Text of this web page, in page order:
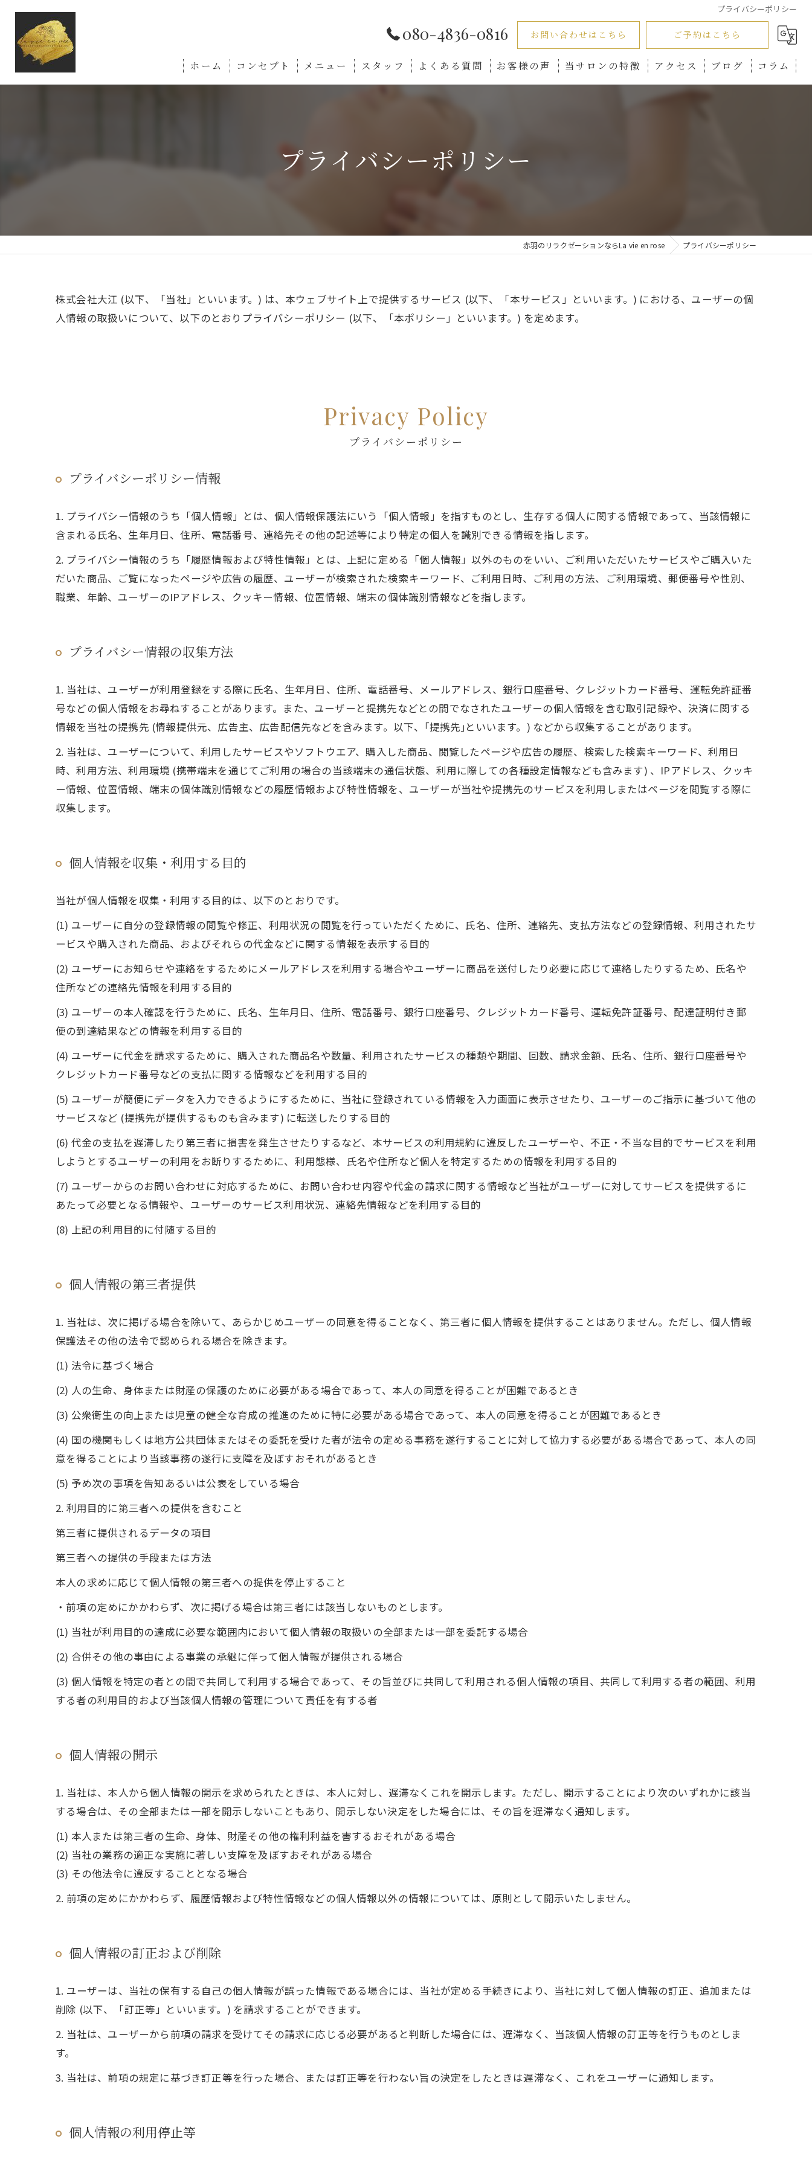
プライバシーポリシー
080-4836-0816 お問い合わせはこちら ご予約はこちら
ホーム コンセプト メニュー スタッフ よくある質問 お客様の声 当サロンの特徴 アクセス ブログ コラム
プライバシーポリシー
赤羽のリラクゼーションならLa vie en rose プライバシーポリシー
株式会社大江 (以下、「当社」といいます。) は、本ウェブサイト上で提供するサービス (以下、「本サービス」といいます。) における、ユーザーの個
人情報の取扱いについて、以下のとおりプライバシーポリシー (以下、「本ポリシー」といいます。) を定めます。
プライバシーポリシー
Privacy Policy
プライバシーポリシー情報
1. プライバシー情報のうち「個人情報」とは、個人情報保護法にいう「個人情報」を指すものとし、生存する個人に関する情報であって、当該情報に
含まれる氏名、生年月日、住所、電話番号、連絡先その他の記述等により特定の個人を識別できる情報を指します。
2. プライバシー情報のうち「履歴情報および特性情報」とは、上記に定める「個人情報」以外のものをいい、ご利用いただいたサービスやご購入いた
だいた商品、ご覧になったページや広告の履歴、ユーザーが検索された検索キーワード、ご利用日時、ご利用の方法、ご利用環境、郵便番号や性別、
職業、年齢、ユーザーのIPアドレス、クッキー情報、位置情報、端末の個体識別情報などを指します。
プライバシー情報の収集方法
1. 当社は、ユーザーが利用登録をする際に氏名、生年月日、住所、電話番号、メールアドレス、銀行口座番号、クレジットカード番号、運転免許証番
号などの個人情報をお尋ねすることがあります。また、ユーザーと提携先などとの間でなされたユーザーの個人情報を含む取引記録や、決済に関する
情報を当社の提携先 (情報提供元、広告主、広告配信先などを含みます。以下、｢提携先｣といいます。) などから収集することがあります。
2. 当社は、ユーザーについて、利用したサービスやソフトウエア、購入した商品、閲覧したページや広告の履歴、検索した検索キーワード、利用日
時、利用方法、利用環境 (携帯端末を通じてご利用の場合の当該端末の通信状態、利用に際しての各種設定情報なども含みます) 、IPアドレス、クッキ
ー情報、位置情報、端末の個体識別情報などの履歴情報および特性情報を、ユーザーが当社や提携先のサービスを利用しまたはページを閲覧する際に
収集します。
個人情報を収集・利用する目的
当社が個人情報を収集・利用する目的は、以下のとおりです。
(1) ユーザーに自分の登録情報の閲覧や修正、利用状況の閲覧を行っていただくために、氏名、住所、連絡先、支払方法などの登録情報、利用されたサ
ービスや購入された商品、およびそれらの代金などに関する情報を表示する目的
(2) ユーザーにお知らせや連絡をするためにメールアドレスを利用する場合やユーザーに商品を送付したり必要に応じて連絡したりするため、氏名や
住所などの連絡先情報を利用する目的
(3) ユーザーの本人確認を行うために、氏名、生年月日、住所、電話番号、銀行口座番号、クレジットカード番号、運転免許証番号、配達証明付き郵
便の到達結果などの情報を利用する目的
(4) ユーザーに代金を請求するために、購入された商品名や数量、利用されたサービスの種類や期間、回数、請求金額、氏名、住所、銀行口座番号や
クレジットカード番号などの支払に関する情報などを利用する目的
(5) ユーザーが簡便にデータを入力できるようにするために、当社に登録されている情報を入力画面に表示させたり、ユーザーのご指示に基づいて他の
サービスなど (提携先が提供するものも含みます) に転送したりする目的
(6) 代金の支払を遅滞したり第三者に損害を発生させたりするなど、本サービスの利用規約に違反したユーザーや、不正・不当な目的でサービスを利用
しようとするユーザーの利用をお断りするために、利用態様、氏名や住所など個人を特定するための情報を利用する目的
(7) ユーザーからのお問い合わせに対応するために、お問い合わせ内容や代金の請求に関する情報など当社がユーザーに対してサービスを提供するに
あたって必要となる情報や、ユーザーのサービス利用状況、連絡先情報などを利用する目的
(8) 上記の利用目的に付随する目的
個人情報の第三者提供
1. 当社は、次に掲げる場合を除いて、あらかじめユーザーの同意を得ることなく、第三者に個人情報を提供することはありません。ただし、個人情報
保護法その他の法令で認められる場合を除きます。
(1) 法令に基づく場合
(2) 人の生命、身体または財産の保護のために必要がある場合であって、本人の同意を得ることが困難であるとき
(3) 公衆衛生の向上または児童の健全な育成の推進のために特に必要がある場合であって、本人の同意を得ることが困難であるとき
(4) 国の機関もしくは地方公共団体またはその委託を受けた者が法令の定める事務を遂行することに対して協力する必要がある場合であって、本人の同
意を得ることにより当該事務の遂行に支障を及ぼすおそれがあるとき
(5) 予め次の事項を告知あるいは公表をしている場合
2. 利用目的に第三者への提供を含むこと
第三者に提供されるデータの項目
第三者への提供の手段または方法
本人の求めに応じて個人情報の第三者への提供を停止すること
・前項の定めにかかわらず、次に掲げる場合は第三者には該当しないものとします。
(1) 当社が利用目的の達成に必要な範囲内において個人情報の取扱いの全部または一部を委託する場合
(2) 合併その他の事由による事業の承継に伴って個人情報が提供される場合
(3) 個人情報を特定の者との間で共同して利用する場合であって、その旨並びに共同して利用される個人情報の項目、共同して利用する者の範囲、利用
する者の利用目的および当該個人情報の管理について責任を有する者
個人情報の開示
1. 当社は、本人から個人情報の開示を求められたときは、本人に対し、遅滞なくこれを開示します。ただし、開示することにより次のいずれかに該当
する場合は、その全部または一部を開示しないこともあり、開示しない決定をした場合には、その旨を遅滞なく通知します。
(1) 本人または第三者の生命、身体、財産その他の権利利益を害するおそれがある場合
(2) 当社の業務の適正な実施に著しい支障を及ぼすおそれがある場合
(3) その他法令に違反することとなる場合
2. 前項の定めにかかわらず、履歴情報および特性情報などの個人情報以外の情報については、原則として開示いたしません。
個人情報の訂正および削除
1. ユーザーは、当社の保有する自己の個人情報が誤った情報である場合には、当社が定める手続きにより、当社に対して個人情報の訂正、追加または
削除 (以下、「訂正等」といいます。) を請求することができます。
2. 当社は、ユーザーから前項の請求を受けてその請求に応じる必要があると判断した場合には、遅滞なく、当該個人情報の訂正等を行うものとしま
す。
3. 当社は、前項の規定に基づき訂正等を行った場合、または訂正等を行わない旨の決定をしたときは遅滞なく、これをユーザーに通知します。
個人情報の利用停止等